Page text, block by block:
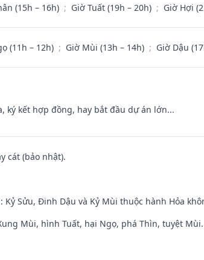
(15h – 16h) ; Giờ Tuất (19h – 20h) ; Giờ Hợi
(11h – 12h) ; Giờ Mùi (13h – 14h) ; Giờ Dậu
ký kết hợp đồng, hay bắt đầu dự án lớn...
cát (bảo nhật).
Sửu, Đinh Dậu và Kỷ Mùi thuộc hành Hỏa
Mùi, hình Tuất, hại Ngọ, phá Thìn, tuyệt Mùi.